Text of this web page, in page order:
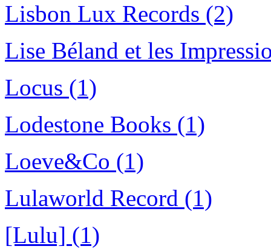
Lisbon Lux Records (2)
Lise Béland et les
Locus (1)
Lodestone Books (1)
Loeve&Co (1)
Lulaworld Record (1)
[Lulu] (1)